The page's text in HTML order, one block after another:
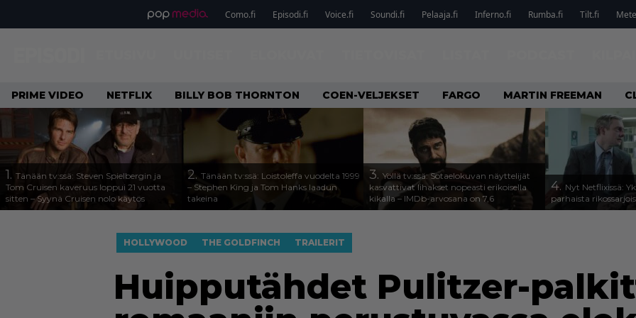
Como.fi Episodi.fi Voice.fi Soundi.fi Pelaaja.fi Inferno.fi Rumba.fi Tilt.fi
PRIME VIDEO NETFLIX BILLY BOB THORNTON COEN-VELJEKSET FARGO MARTIN FREEMAN
1. Tänään tv:ssä: Steven Spielbergin ja
Tom Cruisen kaveruus loppui 21 vuotta
sitten – Syynä Cruisen nolo käytös
2. Tänään tv:ssä: Loistoleffa vuodelta 1999
– Stephen King ja Tom Hanks laadun
takeina
3. Yöllä tv:ssä: Sotaelokuvan näyttelijät
kasvattivat lihakset nopeasti erikoisella
kikalla – IMDb-arvosana on 7,6
4. Nyt Netflixissä:
parhaista
HOLLYWOOD THE GOLDFINCH TRAILERIT
Huipputähdet Pulitzer-